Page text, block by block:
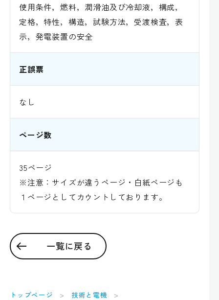
使用条件，燃料，潤滑油及び冷却液，構成，
定格，特性，構造，試験方法，受渡検査，表
示，発電装置の安全
正誤票
なし
ページ数
35ページ
※注意：サイズが違うページ・白紙ページも
１ページとしてカウントしております。
一覧に戻る
トップページ
技術と電機